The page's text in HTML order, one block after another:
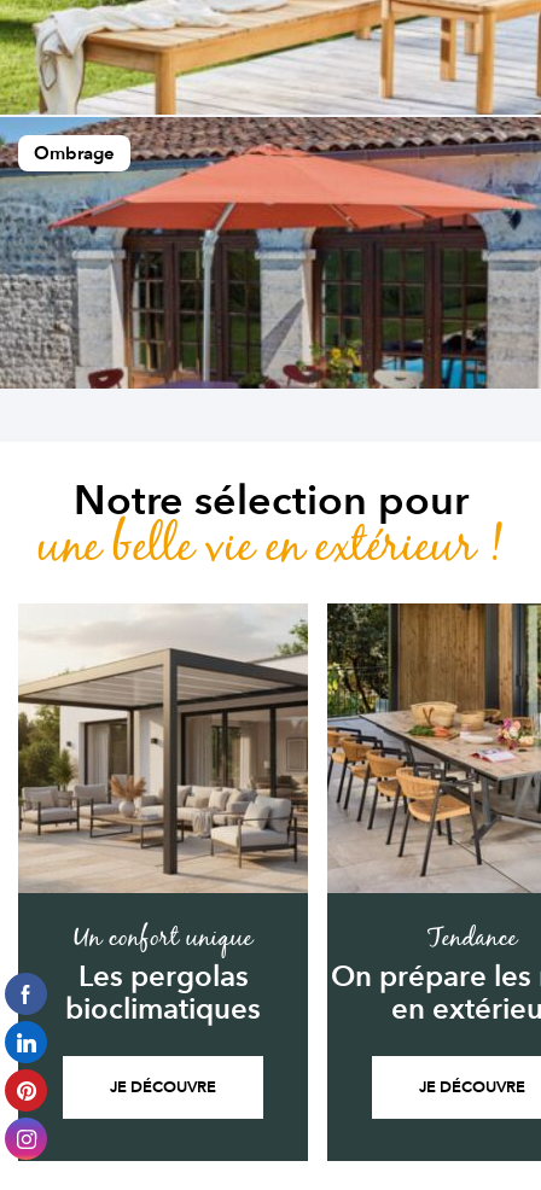
Ombrage
Notre sélection pour
une belle vie en extérieur !
Un confort unique
Les pergolas
bioclimatiques
JE DÉCOUVRE
Tendance
On prépare les
en
JE DÉCOUVRE